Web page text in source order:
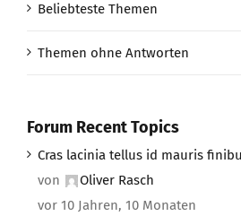
Beliebteste Themen
Themen ohne Antworten
Forum Recent Topics
Cras lacinia tellus id mauris
von
Oliver Rasch
vor 10 Jahren, 10 Monaten